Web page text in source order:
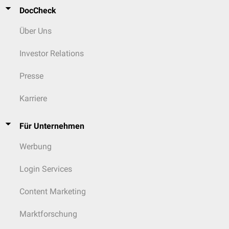
DocCheck
Über Uns
Investor Relations
Presse
Karriere
Für Unternehmen
Werbung
Login Services
Content Marketing
Marktforschung